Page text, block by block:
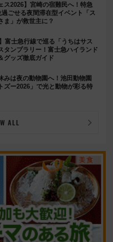
ス2026】宮崎の宿難民へ！特急
ごせる夜間滞在型イベント「ス
ま」が救世主に？
富士急行線で巡る「うちはサス
タンプラリー！富士急ハイランド
グッズ徹底ガイド
みは夜の動物園へ！池田動物園
ズー2026」で光と動物が彩る特
ALL